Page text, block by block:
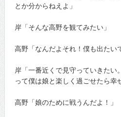
とか分からねえよ」
岸「そんな高野を観てみたい」
高野「なんだよそれ！僕も出たい
岸「一番近くで見守っていきたい
って僕は娘と楽しく過ごせたら幸
高野「娘のために戦うんだよ！」